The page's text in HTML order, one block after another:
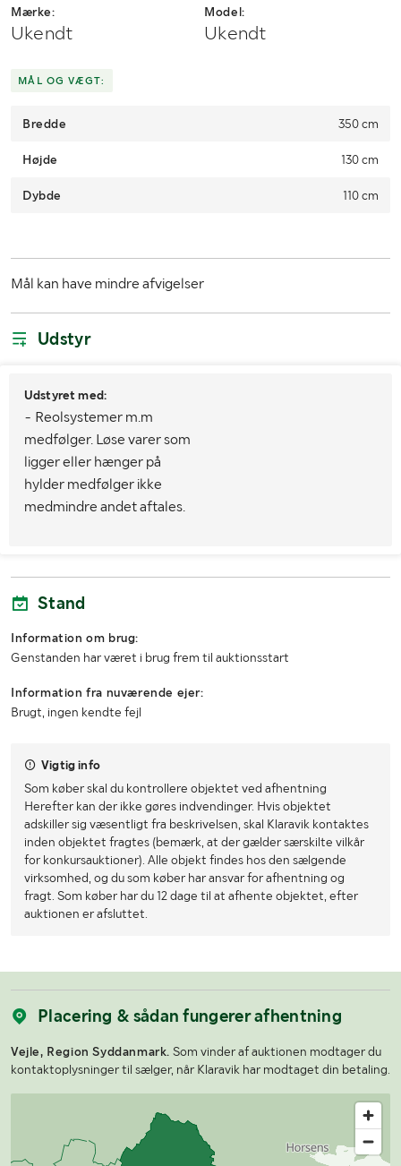
Mærke:
Ukendt
Model:
Ukendt
MÅL OG VÆGT:
Bredde 350 cm
Højde 130 cm
Dybde 110 cm
Mål kan have mindre afvigelser
Udstyr
Udstyret med:
- Reolsystemer m.m
medfølger. Løse varer som
ligger eller hænger på
hylder medfølger ikke
medmindre andet aftales.
Stand
Information om brug:
Genstanden har været i brug frem til auktionsstart
Information fra nuværende ejer:
Brugt, ingen kendte fejl
Vigtig info
Som køber skal du kontrollere objektet ved afhentning
Herefter kan der ikke gøres indvendinger. Hvis objektet
adskiller sig væsentligt fra beskrivelsen, skal Klaravik kontaktes
inden objektet fragtes (bemærk, at der gælder særskilte vilkår
for konkursauktioner). Alle objekt findes hos den sælgende
virksomhed, og du som køber har ansvar for afhentning og
fragt. Som køber har du 12 dage til at afhente objektet, efter
auktionen er afsluttet.
Placering & sådan fungerer afhentning
Vejle, Region Syddanmark. Som vinder af auktionen modtager du
kontaktoplysninger til sælger, når Klaravik har modtaget din betaling.